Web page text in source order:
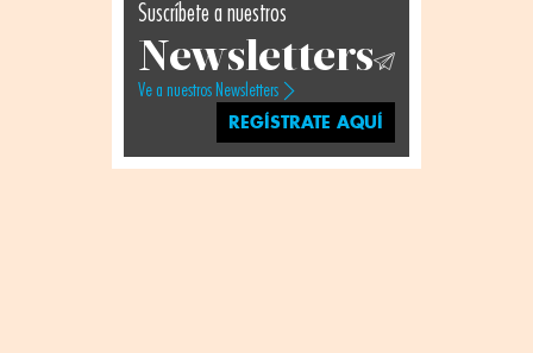
Suscríbete a nuestros
Newsletters
Ve a nuestros Newsletters
REGÍSTRATE AQUÍ